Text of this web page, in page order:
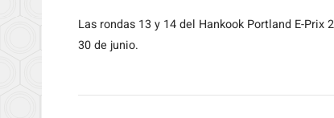
Las rondas 13 y 14 del Hankook Portland E-
30 de junio.